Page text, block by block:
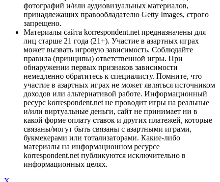
фотографий и/или аудиовизуальных материалов,
принадлежащих правообладателю Getty Images, строго
запрещено.
Материалы сайта korrespondent.net предназначены для
лиц старше 21 года (21+). Участие в азартных играх
может вызвать игровую зависимость. Соблюдайте
правила (принципы) ответственной игры. При
обнаружении первых признаков зависимости
немедленно обратитесь к специалисту. Помните, что
участие в азартных играх не может являться источником
доходов или альтернативой работе. Информационный
ресурс korrespondent.net не проводит игры на реальные
и/или виртуальные деньги, сайт не принимает ни в
какой форме оплату ставок и других платежей, которые
связаны/могут быть связаны с азартными играми,
букмекерами или тотализаторами. Какие-либо
материалы на информационном ресурсе
korrespondent.net публикуются исключительно в
информационных целях.